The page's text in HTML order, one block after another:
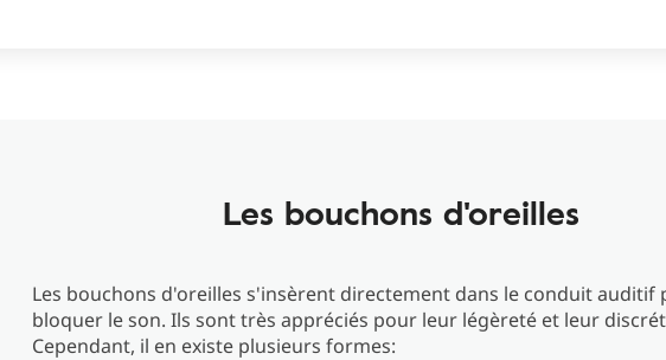
Les bouchons d'oreilles
Les bouchons d'oreilles s'insèrent directement dans le conduit auditif
bloquer le son. Ils sont très appréciés pour leur légèreté et leur
Cependant, il en existe plusieurs formes: